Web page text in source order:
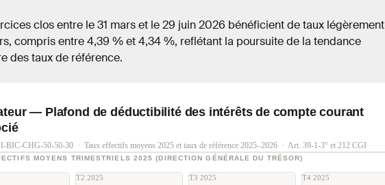
clos entre le 31 mars et le 29 juin 2026 bénéficient de taux légèrement
compris entre 4,39 % et 4,34 %, reflétant la poursuite de la tendance
des taux de référence.
— Plafond de déductibilité des intérêts de compte courant
BIC-CHG-50-50-30 · Taux effectifs moyens 2025 et taux de référence 2025–2026 · Art. 39-1-3° et 212 CGI
MOYENS TRIMESTRIELS 2025 (DIRECTION GÉNÉRALE DU TRÉSOR)
T2 2025 T3 2025 T4 2025